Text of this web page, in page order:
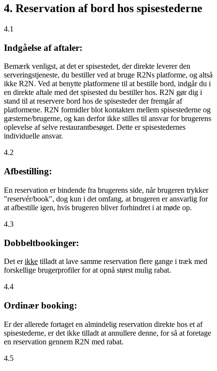
4. Reservation af bord hos spisestederne
4.1
Indgåelse af aftaler:
Bemærk venligst, at det er spisestedet, der direkte leverer den
serveringstjeneste, du bestiller ved at bruge R2Ns platforme, og altså
ikke R2N. Ved at benytte platformene til at bestille bord, indgår du i
en direkte aftale med det spisested du bestiller hos. R2N gør dig i
stand til at reservere bord hos de spisesteder der fremgår af
platformene. R2N formidler blot kontakten mellem spisestederne og
gæsterne/brugerne, og kan derfor ikke stilles til ansvar for brugerens
oplevelse af selve restaurantbesøget. Dette er spisestedernes
individuelle ansvar.
4.2
Afbestilling:
En reservation er bindende fra brugerens side, når brugeren trykker
"reservér/book", dog kun i det omfang, at brugeren er ansvarlig for
at afbestille igen, hvis brugeren bliver forhindret i at møde op.
4.3
Dobbeltbookinger:
Det erikke tilladt at lave samme reservation flere gange i træk med
forskellige brugerprofiler for at opnå størst mulig rabat.
4.4
Ordinær booking:
Er der allerede fortaget en almindelig reservation direkte hos et af
spisestederne, er det ikke tilladt at annullere denne, for så at foretage
en reservation gennem R2N med rabat.
4.5